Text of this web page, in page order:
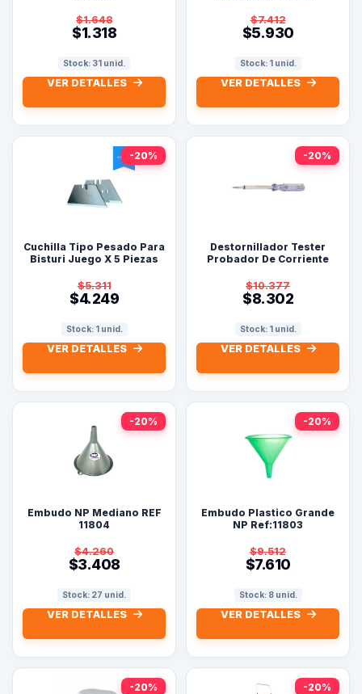
$1.648
$1.318
Stock: 31 unid.
VER DETALLES
$7.412
$5.930
Stock: 1 unid.
VER DETALLES
-20%
Cuchilla Tipo Pesado Para
Bisturi Juego X 5 Piezas
$5.311
$4.249
Stock: 1 unid.
VER DETALLES
-20%
Destornillador Tester
Probador De Corriente
$10.377
$8.302
Stock: 1 unid.
VER DETALLES
-20%
Embudo NP Mediano REF
11804
$4.260
$3.408
Stock: 27 unid.
VER DETALLES
-20%
Embudo Plastico Grande
NP Ref:11803
$9.512
$7.610
Stock: 8 unid.
VER DETALLES
-20% -20%